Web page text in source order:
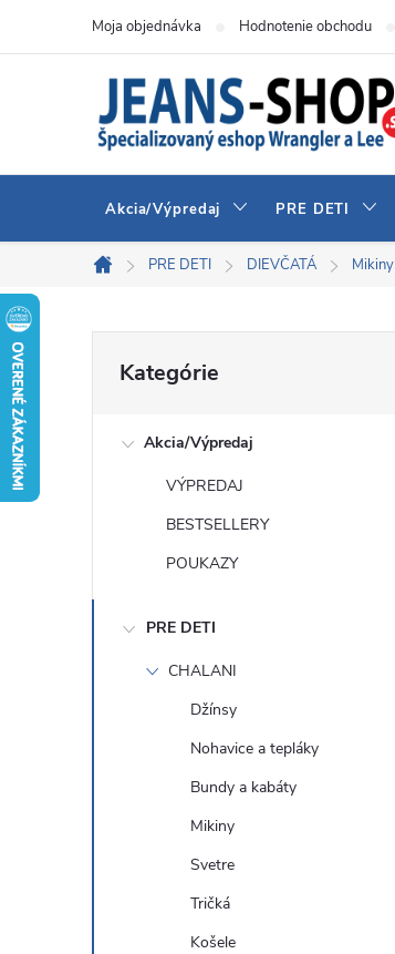
Moja objednávka Hodnotenie obchodu
Akcia/Výpredaj PRE DETI
Domov
PRE DETI DIEVČATÁ Mikiny
kategórie
Kategórie
Akcia/Výpredaj
VÝPREDAJ
BESTSELLERY
POUKAZY
PRE DETI
CHALANI
Džínsy
Nohavice a tepláky
Bundy a kabáty
Mikiny
Svetre
Tričká
Košele